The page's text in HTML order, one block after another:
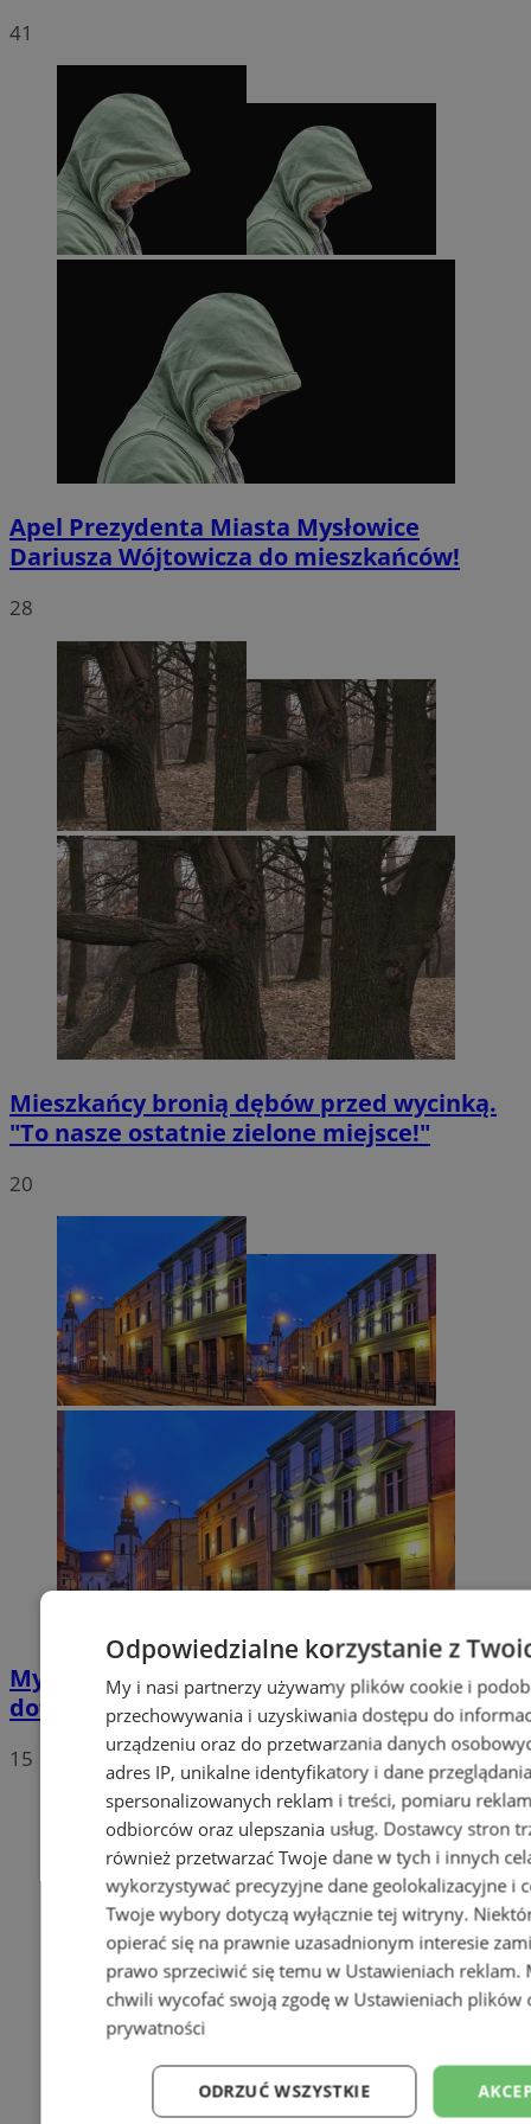
41
Apel Prezydenta Miasta Mysłowice
Dariusza Wójtowicza do mieszkańców!
28
Mieszkańcy bronią dębów przed wycinką.
"To nasze ostatnie zielone miejsce!"
20
Mysłowice otrzymały spore
dofinansowanie z WFOŚiGW
15
Odpowiedzialne korzystanie z
My i nasi partnerzy używamy plików cookie i
przechowywania i uzyskiwania dostępu do
urządzeniu oraz do przetwarzania danych
adres IP, unikalne identyfikatory i dane
spersonalizowanych reklam i treści, pomiaru
odbiorców oraz ulepszania usług. Dostawcy stron
również przetwarzać Twoje dane w tych i innych
wykorzystywać precyzyjne dane geolokalizacyjne i
Twoje wybory dotyczą wyłącznie tej witryny.
opierać się na prawnie uzasadnionym interesie
prawo sprzeciwić się temu w Ustawieniach reklam.
chwili wycofać swoją zgodę w Ustawieniach plików
prywatności
ODRZUĆ WSZYSTKIE